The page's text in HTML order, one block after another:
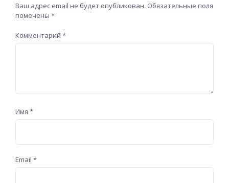
Ваш адрес email не будет опубликован. Обязательные поля
помечены *
Комментарий *
Имя *
Email *